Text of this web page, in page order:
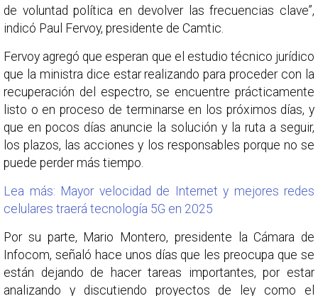
de voluntad política en devolver las frecuencias clave”,
indicó Paul Fervoy, presidente de Camtic.
Fervoy agregó que esperan que el estudio técnico jurídico
que la ministra dice estar realizando para proceder con la
recuperación del espectro, se encuentre prácticamente
listo o en proceso de terminarse en los próximos días, y
que en pocos días anuncie la solución y la ruta a seguir,
los plazos, las acciones y los responsables porque no se
puede perder más tiempo.
Lea más: Mayor velocidad de Internet y mejores redes
celulares traerá tecnología 5G en 2025
Por su parte, Mario Montero, presidente la Cámara de
Infocom, señaló hace unos días que les preocupa que se
están dejando de hacer tareas importantes, por estar
analizando y discutiendo proyectos de ley como el